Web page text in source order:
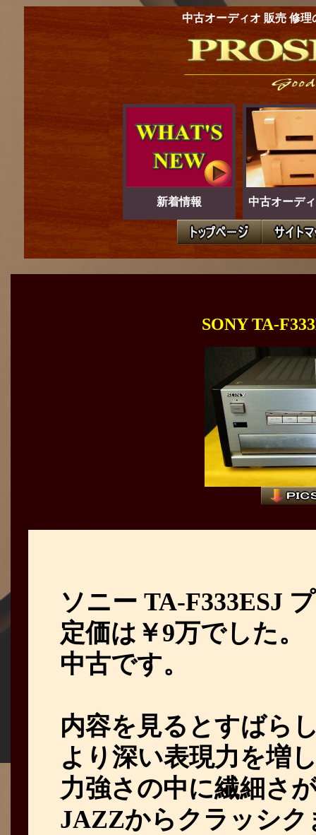
中古オーディオ 販売 修理
新着情報 中古オーデ
SONY TA-
ソニー TA-F333ESJ
定価は￥9万でした。
中古です。
内容を見るとすばら
より深い表現力を増
力強さの中に繊細さ
JAZZからクラッシ